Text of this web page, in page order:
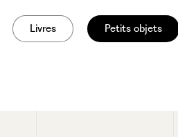
Livres Petits objets